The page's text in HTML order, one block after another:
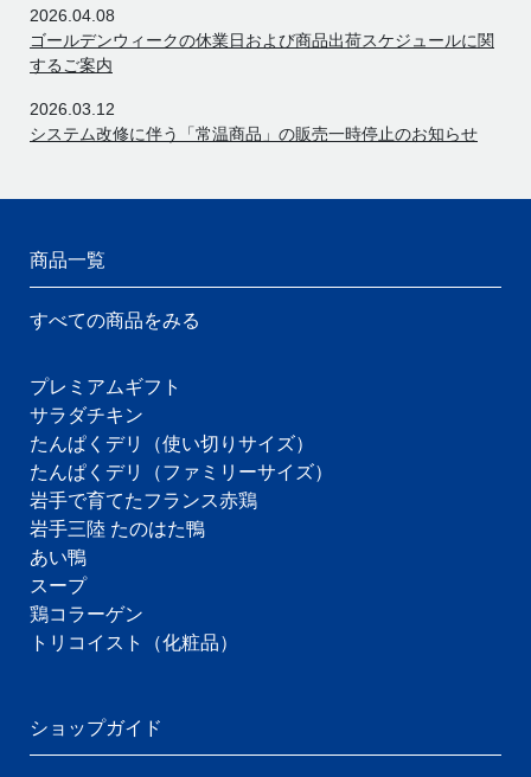
2026.04.08
ゴールデンウィークの休業日および商品出荷スケジュールに関
するご案内
2026.03.12
システム改修に伴う「常温商品」の販売一時停止のお知らせ
商品一覧
すべての商品をみる
プレミアムギフト
サラダチキン
たんぱくデリ（使い切りサイズ）
たんぱくデリ（ファミリーサイズ）
岩手で育てたフランス赤鶏
岩手三陸 たのはた鴨
あい鴨
スープ
鶏コラーゲン
トリコイスト（化粧品）
ショップガイド